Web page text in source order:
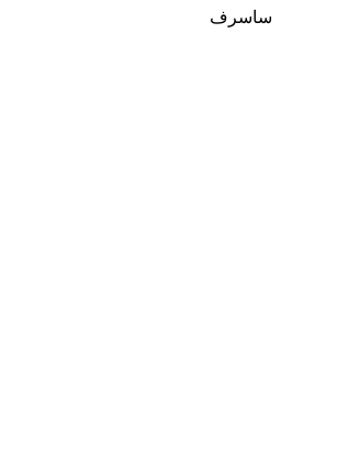
ساسرف